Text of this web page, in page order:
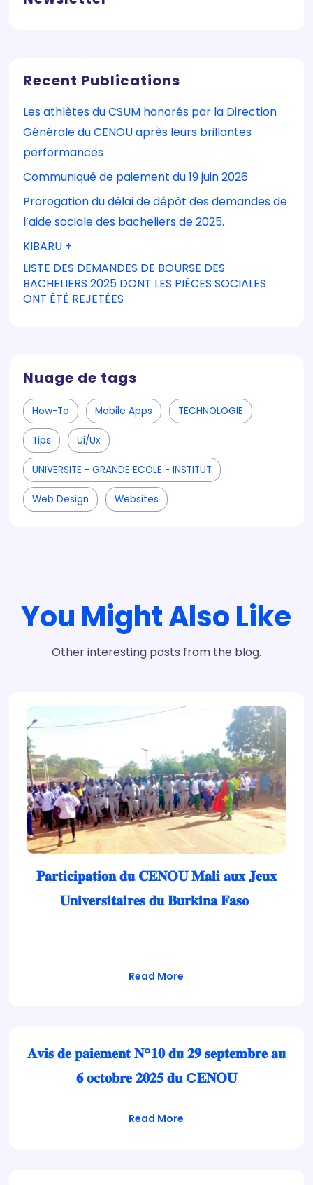
Recent Publications
Les athlètes du CSUM honorés par la Direction
Générale du CENOU après leurs brillantes
performances
Communiqué de paiement du 19 juin 2026
Prorogation du délai de dépôt des demandes de
l’aide sociale des bacheliers de 2025.
KIBARU +
LISTE DES DEMANDES DE BOURSE DES
BACHELIERS 2025 DONT LES PIÈCES SOCIALES
ONT ÉTÉ REJETÉES
Nuage de tags
How-To Mobile Apps TECHNOLOGIE
Tips Ui/ux
UNIVERSITE - GRANDE ECOLE - INSTITUT
Web Design Websites
You Might Also Like
Other interesting posts from the blog.
𝐏𝐚𝐫𝐭𝐢𝐜𝐢𝐩𝐚𝐭𝐢𝐨𝐧 𝐝𝐮 𝐂𝐄𝐍𝐎𝐔 𝐌𝐚𝐥𝐢 𝐚𝐮𝐱 𝐉𝐞𝐮𝐱
𝐔𝐧𝐢𝐯𝐞𝐫𝐬𝐢𝐭𝐚𝐢𝐫𝐞𝐬 𝐝𝐮 𝐁𝐮𝐫𝐤𝐢𝐧𝐚 𝐅𝐚𝐬𝐨 ‎
Read More
𝐀𝐯𝐢𝐬 𝐝𝐞 𝐩𝐚𝐢𝐞𝐦𝐞𝐧𝐭 𝐍°𝟏𝟎 𝐝𝐮 𝟐𝟗 𝐬𝐞𝐩𝐭𝐞𝐦𝐛𝐫𝐞 𝐚𝐮
𝟔 𝐨𝐜𝐭𝐨𝐛𝐫𝐞 𝟐𝟎𝟐𝟓 𝐝𝐮 C𝐄𝐍𝐎𝐔
Read More